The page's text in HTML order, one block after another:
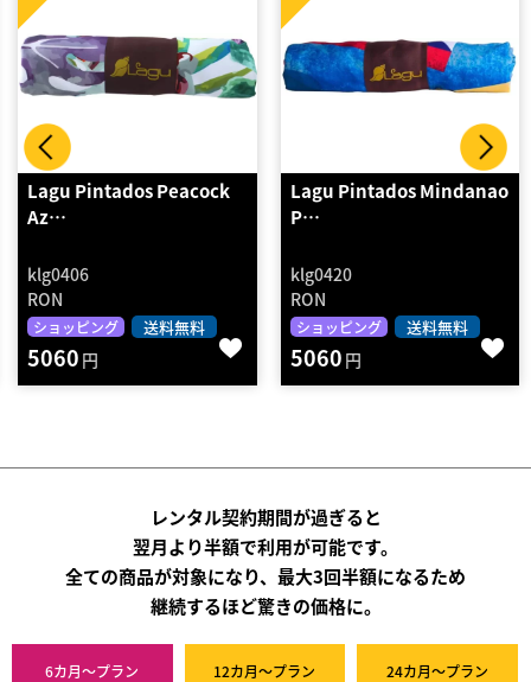
Lagu Pintados Mindanao
P…
klg0420
RON
ショッピング 送料無料
5060 円
Lagu Blanket Large
Aguam…
klg0301
RON
ショッピング 送料無料
6380 円
レンタル契約期間が過ぎると
翌月より半額で利用が可能です。
全ての商品が対象になり、最大3回半額になるため
継続するほど驚きの価格に。
6カ月～プラン 12カ月～プラン 24カ月～プラン